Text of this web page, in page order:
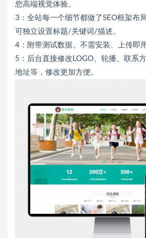
您高端视觉体验。
3：全站每一个细节都做了SEO框架布
可独立设置标题/关键词/描述。
4：附带测试数据、不需安装、上传即
5：后台直接修改LOGO、轮播、联系
地址等，修改更加方便。